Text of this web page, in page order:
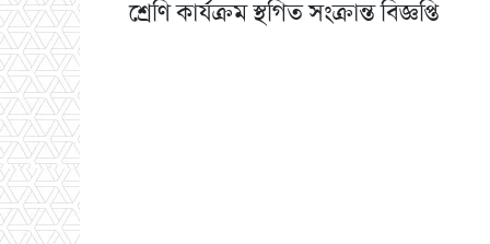
শ্রেণি কার্যক্রম স্থগিত সংক্রান্ত বিজ্ঞপ্তি